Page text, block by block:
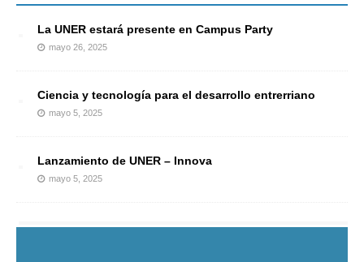
La UNER estará presente en Campus Party
mayo 26, 2025
Ciencia y tecnología para el desarrollo entrerriano
mayo 5, 2025
Lanzamiento de UNER – Innova
mayo 5, 2025